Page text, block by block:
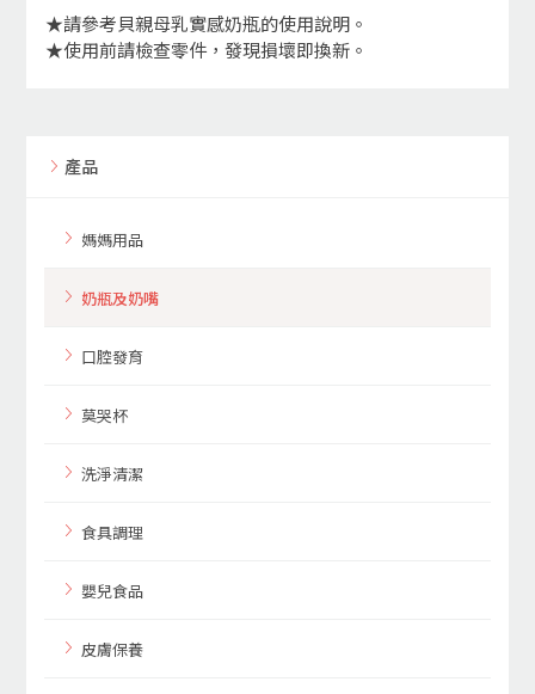
​★請參考貝親母乳實感奶瓶的使用說明。
★使用前請檢查零件，發現損壞即換新。
產品
媽媽用品
奶瓶及奶嘴
口腔發育
莫哭杯
洗淨清潔
食具調理
嬰兒食品
皮膚保養